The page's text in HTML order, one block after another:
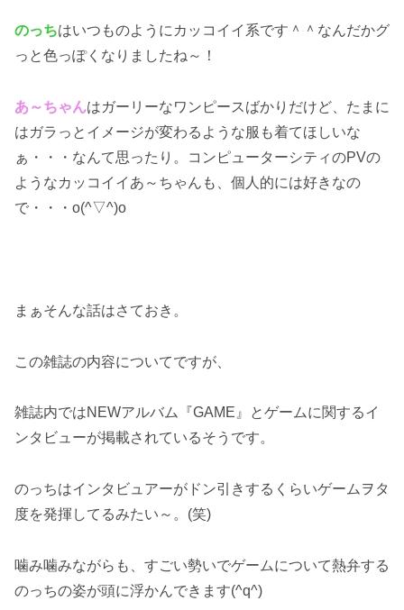
のっちはいつものようにカッコイイ系です＾＾なんだかグ
っと色っぽくなりましたね～！
あ～ちゃんはガーリーなワンピースばかりだけど、たまに
はガラっとイメージが変わるような服も着てほしいな
ぁ・・・なんて思ったり。コンピューターシティのPVの
ようなカッコイイあ～ちゃんも、個人的には好きなの
で・・・o(^▽^)o
まぁそんな話はさておき。
この雑誌の内容についてですが、
雑誌内ではNEWアルバム『GAME』とゲームに関するイ
ンタビューが掲載されているそうです。
のっちはインタビュアーがドン引きするくらいゲームヲタ
度を発揮してるみたい～。(笑)
噛み噛みながらも、すごい勢いでゲームについて熱弁する
のっちの姿が頭に浮かんできます(^q^)